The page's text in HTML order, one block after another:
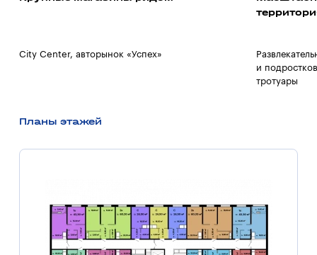
City Center, авторынок «Успех»
и
тротуары
Планы этажей